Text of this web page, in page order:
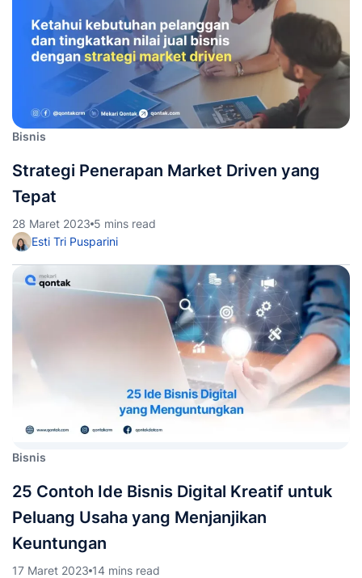
Bisnis
Strategi Penerapan Market Driven yang
Tepat
28 Maret 2023 5 mins read
Esti Tri Pusparini
Bisnis
25 Contoh Ide Bisnis Digital Kreatif untuk
Peluang Usaha yang Menjanjikan
Keuntungan
17 Maret 2023 14 mins read